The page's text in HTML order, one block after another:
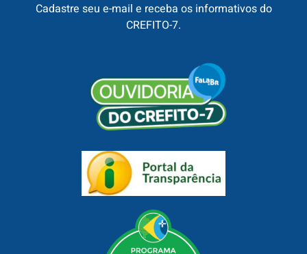
Cadastre seu e-mail e receba os informativos do
CREFITO-7.